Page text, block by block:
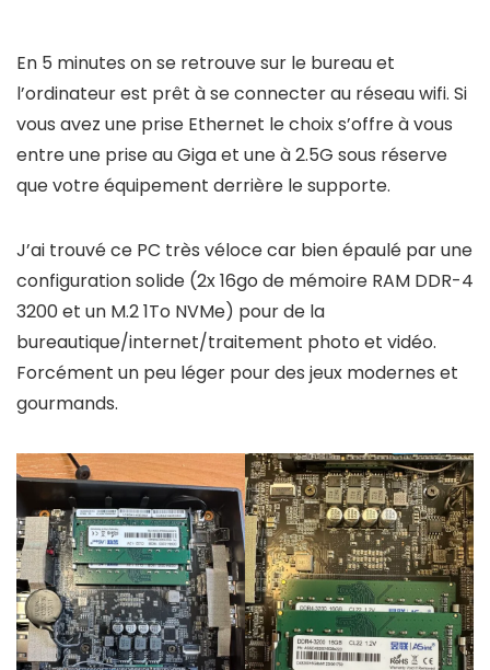
En 5 minutes on se retrouve sur le bureau et
l’ordinateur est prêt à se connecter au réseau wifi. Si
vous avez une prise Ethernet le choix s’offre à vous
entre une prise au Giga et une à 2.5G sous réserve
que votre équipement derrière le supporte.
J’ai trouvé ce PC très véloce car bien épaulé par une
configuration solide (2x 16go de mémoire RAM DDR-4
3200 et un M.2 1To NVMe) pour de la
bureautique/internet/traitement photo et vidéo.
Forcément un peu léger pour des jeux modernes et
gourmands.